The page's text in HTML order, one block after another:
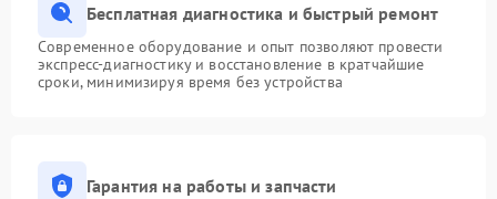
Бесплатная диагностика и быстрый ремонт
Современное оборудование и опыт позволяют провести
экспресс-диагностику и восстановление в кратчайшие
сроки, минимизируя время без устройства
Гарантия на работы и запчасти